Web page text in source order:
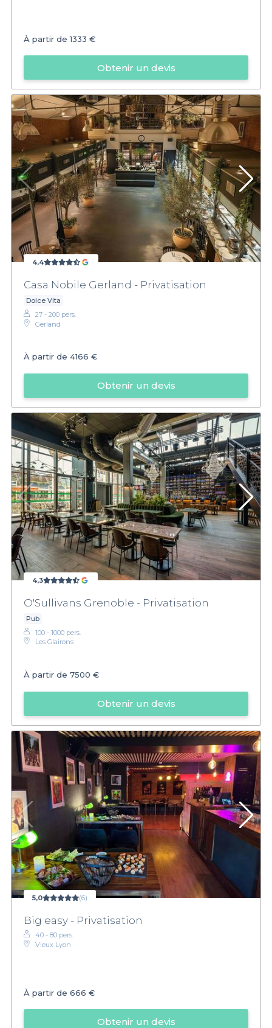
À partir de1333 €
Obtenir un devis
4,4
Casa Nobile Gerland - Privatisation
Dolce Vita
27 - 200 pers.
Gerland
À partir de 4166 €
Obtenir un devis
4,3
O'Sullivans Grenoble - Privatisation
Pub
100 - 1000 pers.
Les Glairons
À partir de 7500 €
Obtenir un devis
5,0 (6)
Big easy - Privatisation
40 - 80 pers.
Vieux Lyon
À partir de 666 €
Obtenir un devis